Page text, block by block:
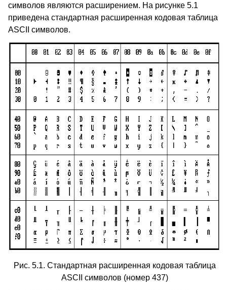
символов являются расширением. На рисунке 5.1
приведена стандартная расширенная кодовая таблица
ASCII символов.
Рис. 5.1. Стандартная расширенная кодовая таблица
ASCII символов (номер 437)